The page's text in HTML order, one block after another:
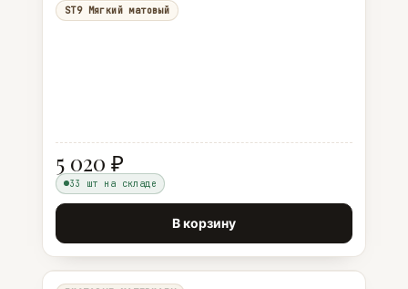
ST9 Мягкий матовый
5 020 ₽
33 шт на складе
В корзину